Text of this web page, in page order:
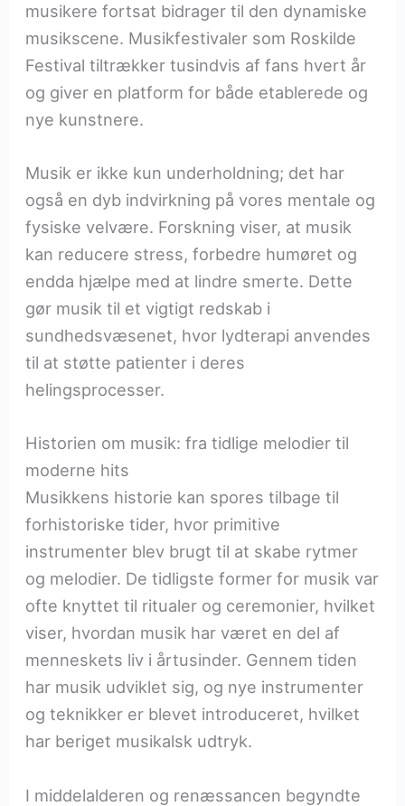
musikere fortsat bidrager til den dynamiske
musikscene. Musikfestivaler som Roskilde
Festival tiltrækker tusindvis af fans hvert år
og giver en platform for både etablerede og
nye kunstnere.
Musik er ikke kun underholdning; det har
også en dyb indvirkning på vores mentale og
fysiske velvære. Forskning viser, at musik
kan reducere stress, forbedre humøret og
endda hjælpe med at lindre smerte. Dette
gør musik til et vigtigt redskab i
sundhedsvæsenet, hvor lydterapi anvendes
til at støtte patienter i deres
helingsprocesser.
Historien om musik: fra tidlige melodier til
moderne hits
Musikkens historie kan spores tilbage til
forhistoriske tider, hvor primitive
instrumenter blev brugt til at skabe rytmer
og melodier. De tidligste former for musik var
ofte knyttet til ritualer og ceremonier, hvilket
viser, hvordan musik har været en del af
menneskets liv i årtusinder. Gennem tiden
har musik udviklet sig, og nye instrumenter
og teknikker er blevet introduceret, hvilket
har beriget musikalsk udtryk.
I middelalderen og renæssancen begyndte